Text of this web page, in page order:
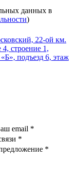
данных в
)
22-ой км.
строение 1,
подъезд 6, этаж
email *
*
*